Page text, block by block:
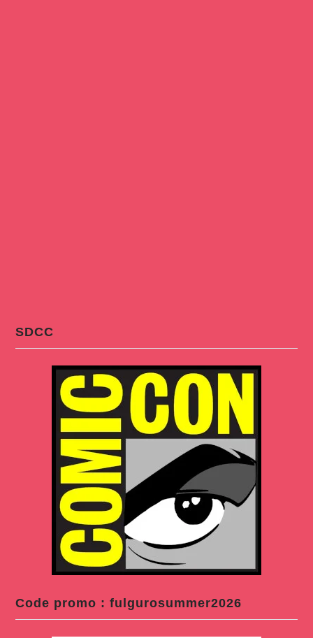
SDCC
Code promo : fulgurosummer2026